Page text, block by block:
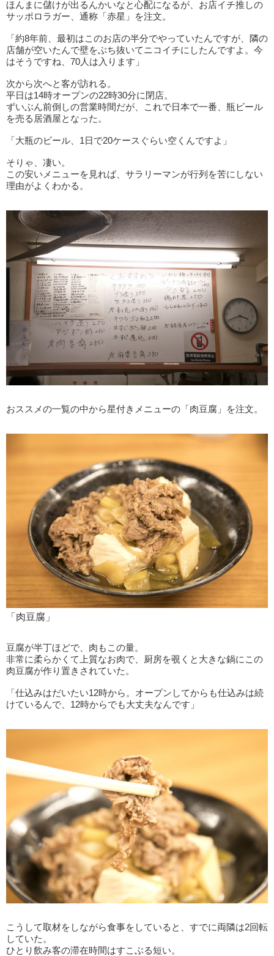
ほんまに儲けが出るんかいなと心配になるが、お店イチ推しの
サッポロラガー、通称「赤星」を注文。
「約8年前、最初はこのお店の半分でやっていたんですが、隣の
店舗が空いたんで壁をぶち抜いてニコイチにしたんですよ。今
はそうですね、70人は入ります」
次から次へと客が訪れる。
平日は14時オープンの22時30分に閉店。
ずいぶん前倒しの営業時間だが、これで日本で一番、瓶ビール
を売る居酒屋となった。
「大瓶のビール、1日で20ケースぐらい空くんですよ」
そりゃ、凄い。
この安いメニューを見れば、サラリーマンが行列を苦にしない
理由がよくわかる。
おススメの一覧の中から星付きメニューの「肉豆腐」を注文。
「肉豆腐」
豆腐が半丁ほどで、肉もこの量。
非常に柔らかくて上質なお肉で、厨房を覗くと大きな鍋にこの
肉豆腐が作り置きされていた。
「仕込みはだいたい12時から。オープンしてからも仕込みは続
けているんで、12時からでも大丈夫なんです」
こうして取材をしながら食事をしていると、すでに両隣は2回転
していた。
ひとり飲み客の滞在時間はすこぶる短い。